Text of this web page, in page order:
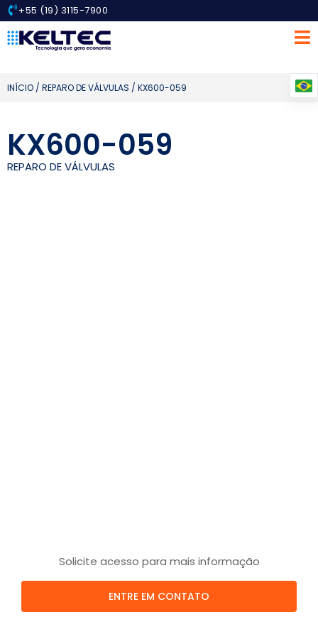
+55 (19) 3115-7900
INÍCIO / REPARO DE VÁLVULAS / KX600-059
KX600-059
REPARO DE VÁLVULAS
Solicite acesso para mais informação
ENTRE EM CONTATO